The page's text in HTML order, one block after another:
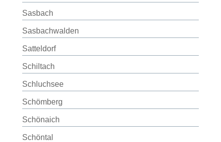
Sasbach
Sasbachwalden
Satteldorf
Schiltach
Schluchsee
Schömberg
Schönaich
Schöntal